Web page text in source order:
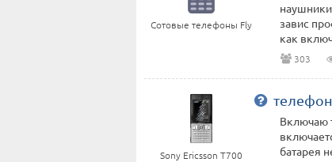
Сотовые телефоны Fly
завис
как
303
Sony Ericsson T700
Включаю
батарея